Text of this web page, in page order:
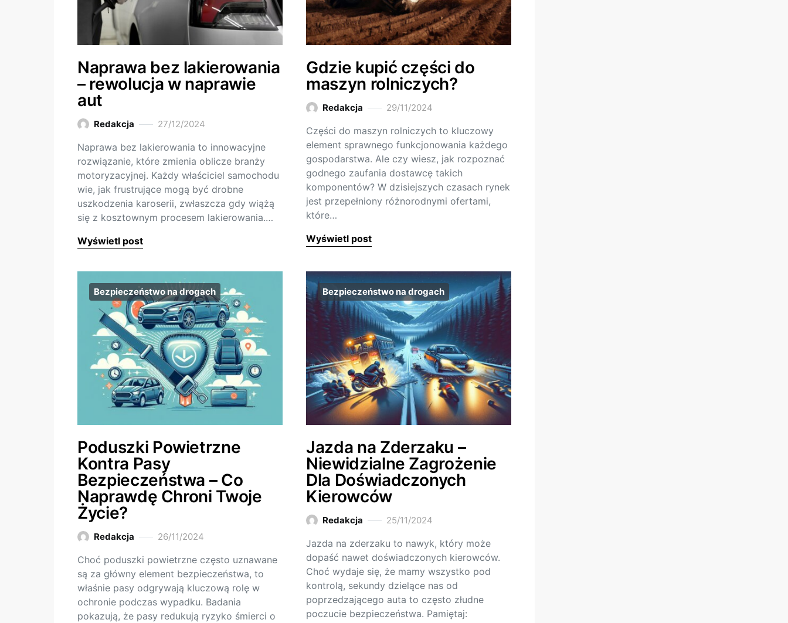
Naprawa bez lakierowania
– rewolucja w naprawie
aut
Redakcja 27/12/2024
Naprawa bez lakierowania to innowacyjne
rozwiązanie, które zmienia oblicze branży
motoryzacyjnej. Każdy właściciel samochodu
wie, jak frustrujące mogą być drobne
uszkodzenia karoserii, zwłaszcza gdy wiążą
się z kosztownym procesem lakierowania.…
Wyświetl post
Gdzie kupić części do
maszyn rolniczych?
Redakcja 29/11/2024
Części do maszyn rolniczych to kluczowy
element sprawnego funkcjonowania każdego
gospodarstwa. Ale czy wiesz, jak rozpoznać
godnego zaufania dostawcę takich
komponentów? W dzisiejszych czasach rynek
jest przepełniony różnorodnymi ofertami,
które…
Wyświetl post
Bezpieczeństwo na drogach
Poduszki Powietrzne
Kontra Pasy
Bezpieczeństwa – Co
Naprawdę Chroni Twoje
Życie?
Redakcja 26/11/2024
Choć poduszki powietrzne często uznawane
są za główny element bezpieczeństwa, to
właśnie pasy odgrywają kluczową rolę w
ochronie podczas wypadku. Badania
pokazują, że pasy redukują ryzyko śmierci o
Bezpieczeństwo na drogach
Jazda na Zderzaku –
Niewidzialne Zagrożenie
Dla Doświadczonych
Kierowców
Redakcja 25/11/2024
Jazda na zderzaku to nawyk, który może
dopaść nawet doświadczonych kierowców.
Choć wydaje się, że mamy wszystko pod
kontrolą, sekundy dzielące nas od
poprzedzającego auta to często złudne
poczucie bezpieczeństwa. Pamiętaj: